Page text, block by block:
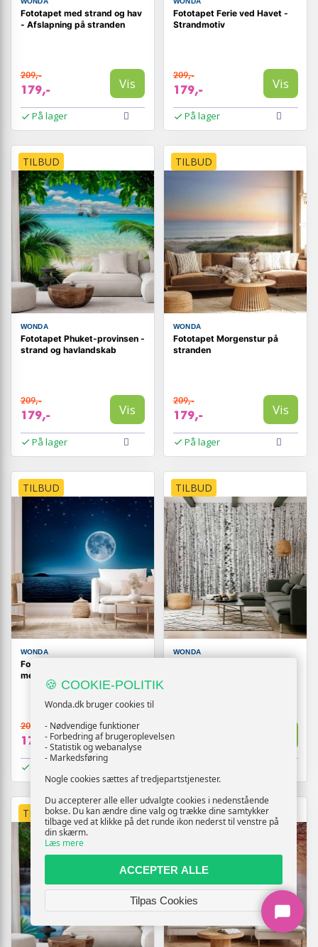
Fototapet med strand og hav
- Afslapning på stranden
209,-
179,- Vis
På lager
Fototapet Ferie ved Havet -
Strandmotiv
209,-
179,- Vis
På lager
TILBUD
WONDA
Fototapet Phuket-provinsen -
strand og havlandskab
209,-
179,- Vis
På lager
TILBUD
WONDA
Fototapet Morgenstur på
stranden
209,-
179,- Vis
På lager
TILBUD
WONDA
Fototapet Månebelyst nat
med havlandskab
209,-
179,- Vis
TILBUD
WONDA
179,-
TILBUD TILBUD
🍪 COOKIE-POLITIK
Wonda.dk bruger cookies til
- Nødvendige funktioner
- Forbedring af brugeroplevelsen
- Statistik og webanalyse
- Markedsføring
Nogle cookies sættes af tredjepartstjenester.
Du accepterer alle eller udvalgte cookies i nedenstående
bokse. Du kan ændre dine valg og trække dine samtykker
tilbage ved at klikke på det runde ikon nederst til venstre på
din skærm.
Læs mere
ACCEPTER ALLE
Tilpas Cookies